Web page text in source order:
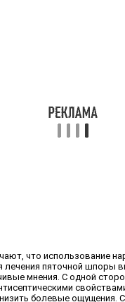
что использование
лечения пяточной шпоры
мнения. С одной
болевые ощущения. С